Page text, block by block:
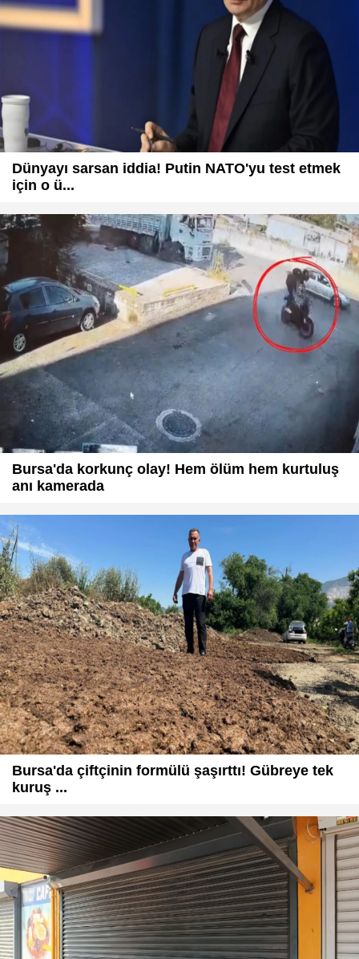
Dünyayı sarsan iddia! Putin NATO'yu test etmek
için o ü...
Bursa'da korkunç olay! Hem ölüm hem kurtuluş
anı kamerada
Bursa'da çiftçinin formülü şaşırttı! Gübreye tek
kuruş ...